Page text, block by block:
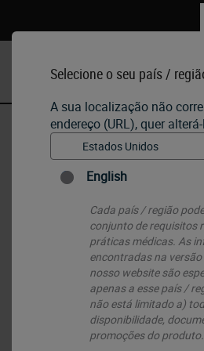
Selecione o seu país /
A sua localização não
endereço (URL), quer
English
Cada país / região
conjunto de requisitos
práticas médicas. As
encontradas na
nosso website são
apenas a esse país /
não está limitado a)
disponibilidade,
promoções do produto.
IHC & ISH • IHC Primary
Melanoma Marker (HMB45)